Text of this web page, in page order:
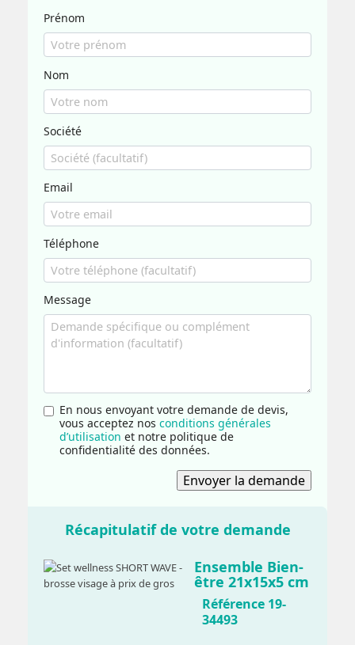
Prénom
Nom
Société
Email
Téléphone
Message
En nous envoyant votre demande de devis,
vous acceptez nos conditions générales
d’utilisation et notre politique de
confidentialité des données.
Récapitulatif de votre demande
Ensemble Bien-
être 21x15x5 cm
Référence 19-
34493